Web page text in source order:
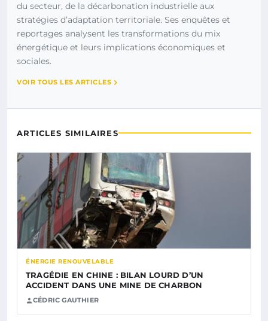
du secteur, de la décarbonation industrielle aux
stratégies d’adaptation territoriale. Ses enquêtes et
reportages analysent les transformations du mix
énergétique et leurs implications économiques et
sociales.
VOIR TOUS LES ARTICLES
ARTICLES SIMILAIRES
ÉNERGIE RENOUVELABLE
TRAGÉDIE EN CHINE : BILAN LOURD D’UN
ACCIDENT DANS UNE MINE DE CHARBON
CÉDRIC GAUTHIER